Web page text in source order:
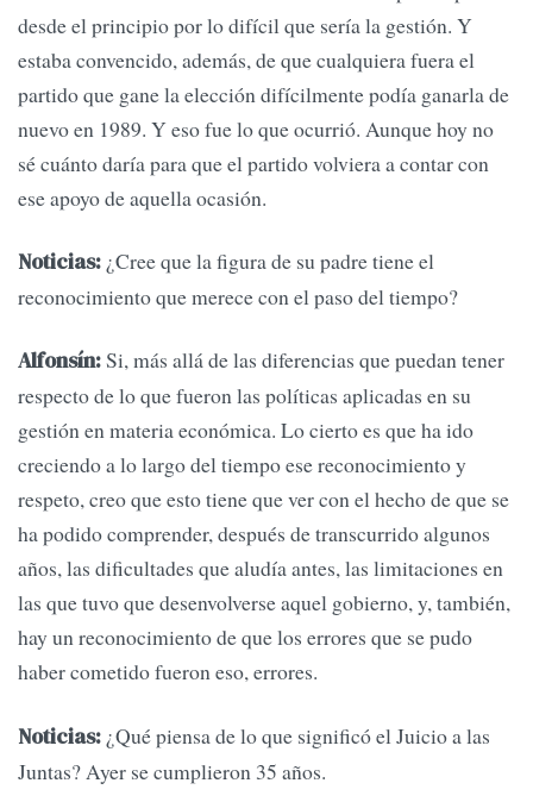
desde el principio por lo difícil que sería la gestión. Y
estaba convencido, además, de que cualquiera fuera el
partido que gane la elección difícilmente podía ganarla de
nuevo en 1989. Y eso fue lo que ocurrió. Aunque hoy no
sé cuánto daría para que el partido volviera a contar con
ese apoyo de aquella ocasión.
Noticias: ¿Cree que la figura de su padre tiene el
reconocimiento que merece con el paso del tiempo?
Alfonsín:Si, más allá de las diferencias que puedan tener
respecto de lo que fueron las políticas aplicadas en su
gestión en materia económica. Lo cierto es que ha ido
creciendo a lo largo del tiempo ese reconocimiento y
respeto, creo que esto tiene que ver con el hecho de que se
ha podido comprender, después de transcurrido algunos
años, las dificultades que aludía antes, las limitaciones en
las que tuvo que desenvolverse aquel gobierno, y, también,
hay un reconocimiento de que los errores que se pudo
haber cometido fueron eso, errores.
Noticias: ¿Qué piensa de lo que significó el Juicio a las
Juntas? Ayer se cumplieron 35 años.